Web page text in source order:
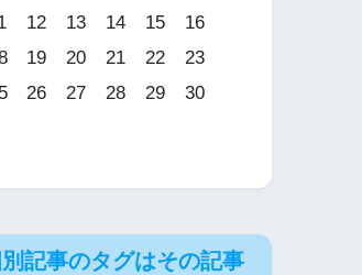
12 13 14 15
16
19 20 21 22
23
26 27 28 29
30
記事のタグはその記事